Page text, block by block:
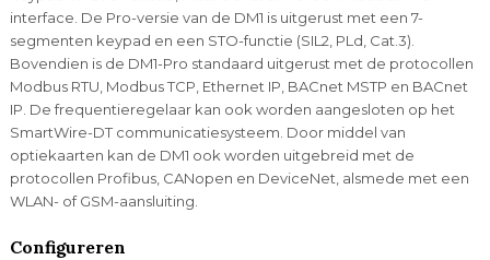
interface. De Pro-versie van de DM1 is uitgerust met een 7-
segmenten keypad en een STO-functie (SIL2, PLd, Cat.3).
Bovendien is de DM1-Pro standaard uitgerust met de protocollen
Modbus RTU, Modbus TCP, Ethernet IP, BACnet MSTP en BACnet
IP. De frequentieregelaar kan ook worden aangesloten op het
SmartWire-DT communicatiesysteem. Door middel van
optiekaarten kan de DM1 ook worden uitgebreid met de
protocollen Profibus, CANopen en DeviceNet, alsmede met een
WLAN- of GSM-aansluiting.
​Configureren